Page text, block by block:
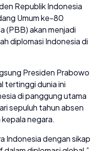
Republik Indonesia
Umum ke-80
(PBB) akan menjadi
diplomasi Indonesia di
Presiden Prabowo
tertinggi dunia ini
di panggung utama
sepuluh tahun absen
negara.
Indonesia dengan sikap